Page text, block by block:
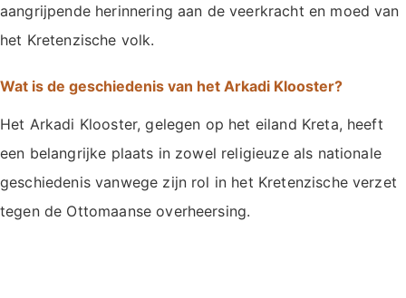
aangrijpende herinnering aan de veerkracht en moed van
het Kretenzische volk.
Wat is de geschiedenis van het Arkadi Klooster?
Het Arkadi Klooster, gelegen op het eiland Kreta, heeft
een belangrijke plaats in zowel religieuze als nationale
geschiedenis vanwege zijn rol in het Kretenzische verzet
tegen de Ottomaanse overheersing.